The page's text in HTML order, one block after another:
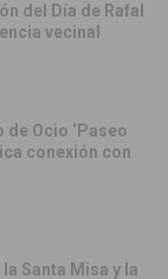
del Día de Rafal
vecinal
Ocio ‘Paseo
conexión con
Santa Misa y la